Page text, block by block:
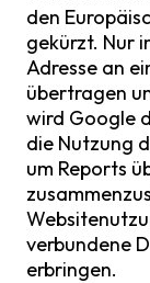
den
gekürzt. Nur
Adresse an
übertragen
wird Google
die Nutzung
um Reports
verbundene
erbringen.